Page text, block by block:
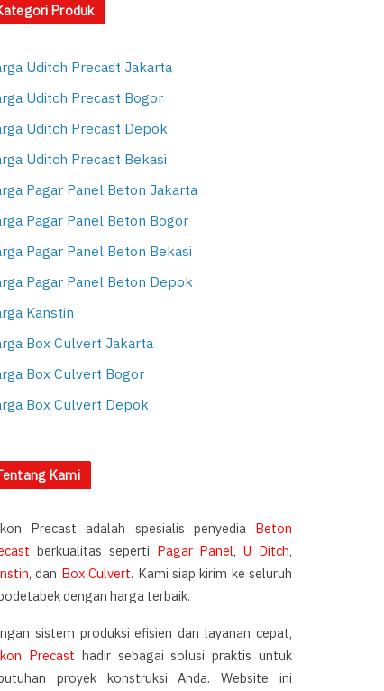
Produk
Uditch Precast Jakarta
Uditch Precast Bogor
Uditch Precast Depok
Uditch Precast Bekasi
Pagar Panel Beton Jakarta
Pagar Panel Beton Bogor
Pagar Panel Beton Bekasi
Pagar Panel Beton Depok
Kanstin
Box Culvert Jakarta
Box Culvert Bogor
Box Culvert Depok
Kami
Precast adalah spesialis penyedia Beton
berkualitas seperti Pagar Panel,U Ditch,
, dan Box Culvert. Kami siap kirim ke seluruh
dengan harga terbaik.
sistem produksi efisien dan layanan cepat,
Precast hadir sebagai solusi praktis untuk
proyek konstruksi Anda. Website ini